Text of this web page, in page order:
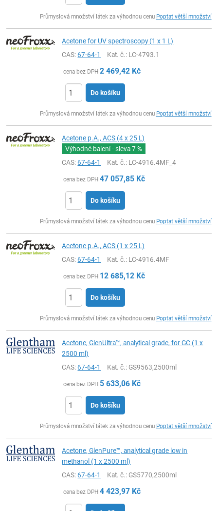
Průmyslová množství látek za výhodnou cenu Poptat větší množství
Acetone for UV spectroscopy (1 x 1 L)
CAS:67-64-1 Kat. č.: LC-4793.1
cena bez DPH 2 469,42 Kč
Do košíku
Průmyslová množství látek za výhodnou cenu Poptat větší množství
Acetone p.A., ACS (4 x 25 L)
Výhodné balení - sleva7 %
CAS:67-64-1 Kat. č.: LC-4916.4MF_4
cena bez DPH 47 057,85 Kč
Do košíku
Průmyslová množství látek za výhodnou cenu Poptat větší množství
Acetone p.A., ACS (1 x 25 L)
CAS:67-64-1 Kat. č.: LC-4916.4MF
cena bez DPH 12 685,12 Kč
Do košíku
Průmyslová množství látek za výhodnou cenu Poptat větší množství
Acetone, GlenUltra™, analytical grade, for GC (1 x
2500 ml)
CAS:67-64-1 Kat. č.: GS9563,2500ml
cena bez DPH 5 633,06 Kč
Do košíku
Průmyslová množství látek za výhodnou cenu Poptat větší množství
Acetone, GlenPure™, analytical grade low in
methanol (1 x 2500 ml)
CAS:67-64-1 Kat. č.: GS5770,2500ml
cena bez DPH 4 423,97 Kč